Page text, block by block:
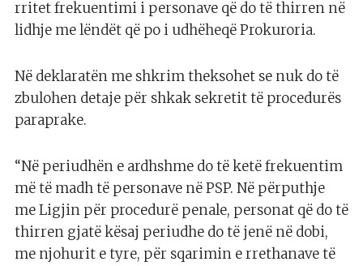
rritet frekuentimi i personave që do të thirren në
lidhje me lëndët që po i udhëheqë Prokuroria.
Në deklaratën me shkrim theksohet se nuk do të
zbulohen detaje për shkak sekretit të procedurës
paraprake.
“Në periudhën e ardhshme do të ketë frekuentim
më të madh të personave në PSP. Në përputhje
me Ligjin për procedurë penale, personat që do të
thirren gjatë kësaj periudhe do të jenë në dobi,
me njohurit e tyre, për sqarimin e rrethanave të